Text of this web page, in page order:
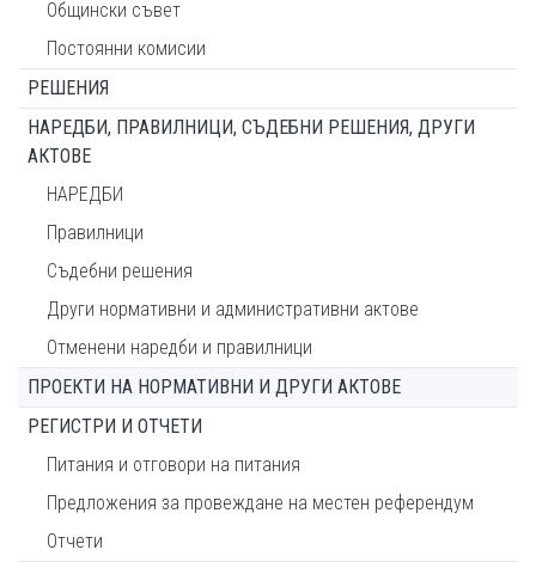
Общински съвет
Постоянни комисии
РЕШЕНИЯ
НАРЕДБИ, ПРАВИЛНИЦИ, СЪДЕБНИ РЕШЕНИЯ, ДРУГИ
АКТОВЕ
НАРЕДБИ
Правилници
Съдебни решения
Други нормативни и административни актове
Отменени наредби и правилници
ПРОЕКТИ НА НОРМАТИВНИ И ДРУГИ АКТОВЕ
РЕГИСТРИ И ОТЧЕТИ
Питания и отговори на питания
Предложения за провеждане на местен референдум
Отчети